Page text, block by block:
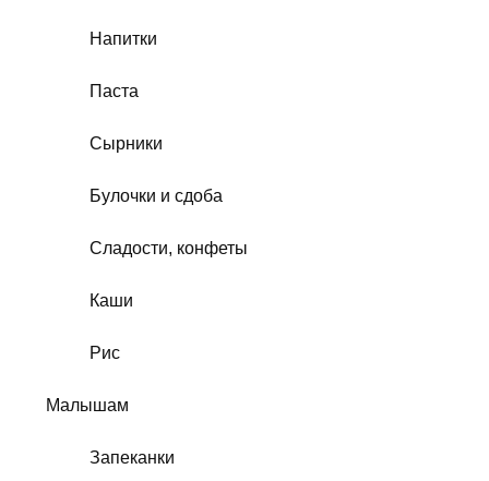
Напитки
Паста
Сырники
Булочки и сдоба
Сладости, конфеты
Каши
Рис
Малышам
Запеканки